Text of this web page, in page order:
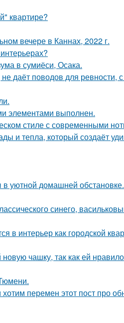
квартире?
вечере в Каннах, 2022 г.
в сумиёси, Осака.
даёт поводов для ревности,
элементами выполнен.
стиле с современными
и тепла, который создаёт
уютной домашней обстановке.
синего,
в интерьер как городской
чашку, так как ей
перемен этот пост про